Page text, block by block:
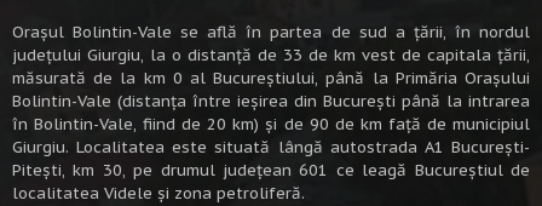
Oraşul Bolintin-Vale se află în partea de sud a ţării, în nordul
judeţului Giurgiu, la o distanţă de 33 de km vest de capitala țării,
măsurată de la km 0 al Bucureștiului, până la Primăria Orașului
Bolintin-Vale (distanța între ieșirea din București până la intrarea
în Bolintin-Vale, fiind de 20 km) şi de 90 de km faţă de municipiul
Giurgiu. Localitatea este situată lângă autostrada A1 Bucureşti-
Piteşti, km 30, pe drumul judeţean 601 ce leagă Bucureştiul de
localitatea Videle şi zona petroliferă.